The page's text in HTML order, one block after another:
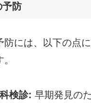
予防
防には、以下の点
検診: 早期発見の